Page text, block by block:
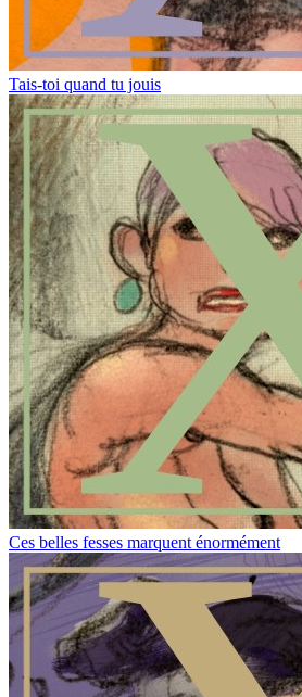
Tais-toi quand tu jouis
Ces belles fesses marquent énormément